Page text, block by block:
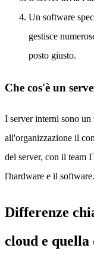
Un software
gestisce
posto giusto.
Che cos'è un
I server interni sono
all'organizzazione il
del server, con il team
l'hardware e il software.
Differenze
cloud e quella